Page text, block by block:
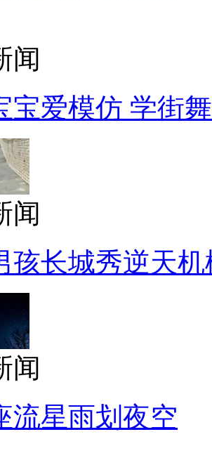
闻
宝爱模仿 学街
闻
孩长城秀逆天机
闻
流星雨划夜空